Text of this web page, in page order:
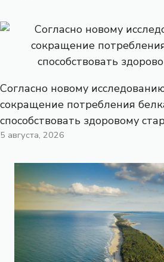
Согласно новому
сокращение потребления
способствовать здоровому
5 августа, 2026